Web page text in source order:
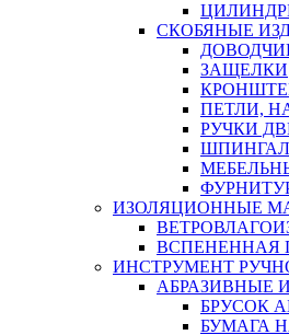
СКОБЯНЫЕ
ЗАЩЕЛКИ
ПЕТЛИ,
РУЧКИ
ИЗОЛЯЦИОННЫЕ
ВСПЕНЕННАЯ
ИНСТРУМЕНТ
АБРАЗИВНЫЕ
БРУСОК
БУМАГА